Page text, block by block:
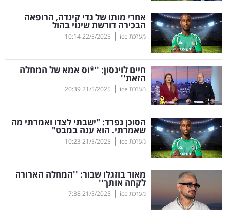
שיווק
ופרסום
משפט
מדדים
ומחקרים
דעות
רכילות
עסקית
קריפטו
ויראלי
אחרי מותו של גדי קינדה, הרופאה
הבכירה דורשת שינוי בהול
מערכת ice |
22/5/2025
10:14
חיים לוינסון: ''*וס אמא של המחלה
הזאת''
מערכת ice |
21/5/2025
20:39
הסוכן נפרד: "ישבתי לצדו ואמרתי מה
שאמרתי. הוא ענה במבט"
מערכת ice |
21/5/2025
10:23
מאור בוזגלו שבור: ''המחלה הארורה
לקחה אותך''
מערכת ice |
21/5/2025
7:38